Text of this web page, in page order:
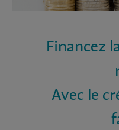
Financez
Avec le